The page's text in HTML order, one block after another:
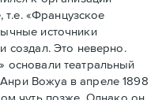
«Французское
источники
создал. Это неверно.
основали театральный
Вожуа в апреле 1898
чуть позже. Однако он